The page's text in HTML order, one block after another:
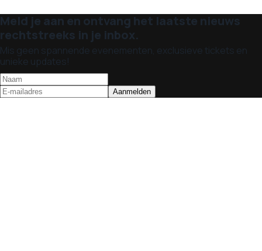
Meld je aan en ontvang het laatste nieuws
rechtstreeks in je inbox.
Mis geen spannende evenementen, exclusieve tickets en
unieke updates!